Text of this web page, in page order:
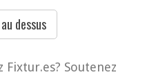
dessus
Fixtur.es? Soutenez